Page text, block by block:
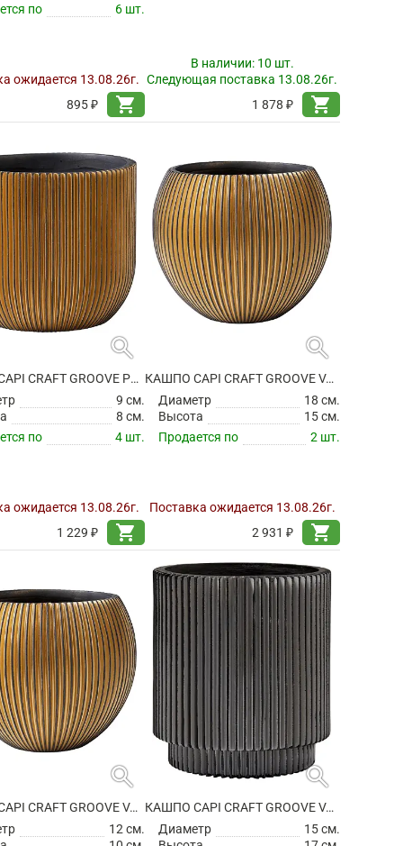
по
6 шт.
ожидается 13.08.26г.
895 ₽
shopping_cart
В наличии: 10 шт.
Следующая поставка 13.08.26г.
1 878 ₽
shopping_cart
search
КАШПО CAPI CRAFT GROOVE PLANTER BALL BLACK GOLD
9 см.
8 см.
по
4 шт.
ожидается 13.08.26г.
1 229 ₽
shopping_cart
search
КАШПО CAPI CRAFT GROOVE VASE BALL BLACK GOLD
Диаметр
18 см.
Высота
15 см.
Продается по
2 шт.
Поставка ожидается 13.08.26г.
2 931 ₽
shopping_cart
search
КАШПО CAPI CRAFT GROOVE VASE BALL BLACK GOLD
12 см.
search
КАШПО CAPI CRAFT GROOVE VASE CYLINDER BLACK
Диаметр
15 см.